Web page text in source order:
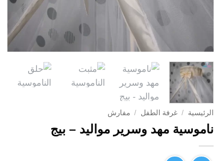
الرئيسية / غرفة الطفل / مفارش
ناموسية مهد وسرير مواليد – بيج